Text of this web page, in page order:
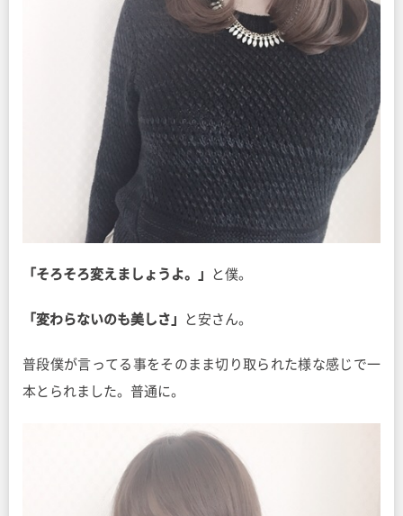
「そろそろ変えましょうよ。」 と僕。
「変わらないのも美しさ」 と安さん。
普段僕が言ってる事をそのまま切り取られた様な感じで一
本とられました。普通に。